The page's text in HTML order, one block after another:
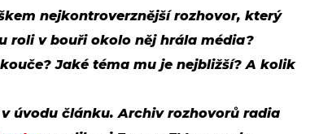
nejkontroverznější rozhovor, který
roli v bouři okolo něj hrála média?
Jaké téma mu je nejbližší? A kolik
úvodu článku. Archiv rozhovorů radia